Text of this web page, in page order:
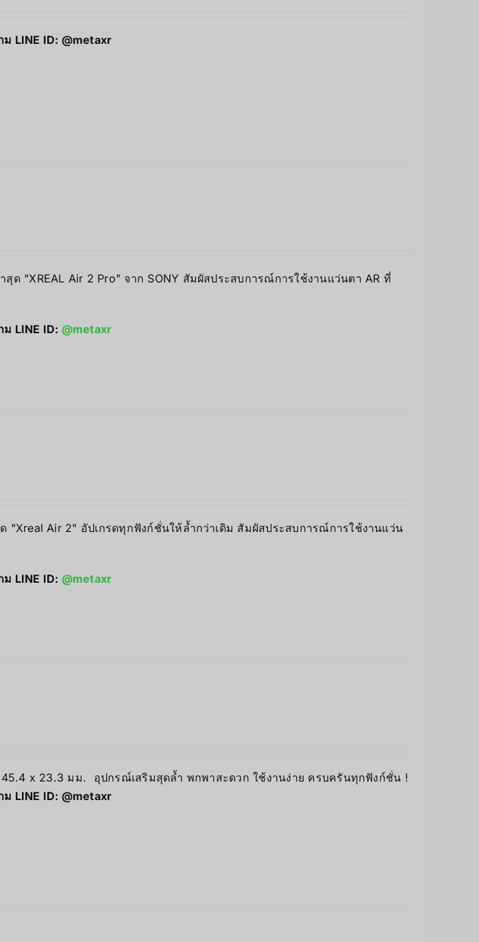
LINE ID: @metaxr
ด "XREAL Air 2 Pro" จาก SONY สัมผัสประสบการณ์การใช้งานแว่นตา AR ที่
LINE ID: @metaxr
"Xreal Air 2" อัปเกรดทุกฟังก์ชั่นให้ล้ำกว่าเดิม สัมผัสประสบการณ์การใช้งานแว่น
LINE ID: @metaxr
45.4 x 23.3 มม. อุปกรณ์เสริมสุดล้ำ พกพาสะดวก ใช้งานง่าย ครบครันทุกฟังก์ชั่น !
LINE ID: @metaxr